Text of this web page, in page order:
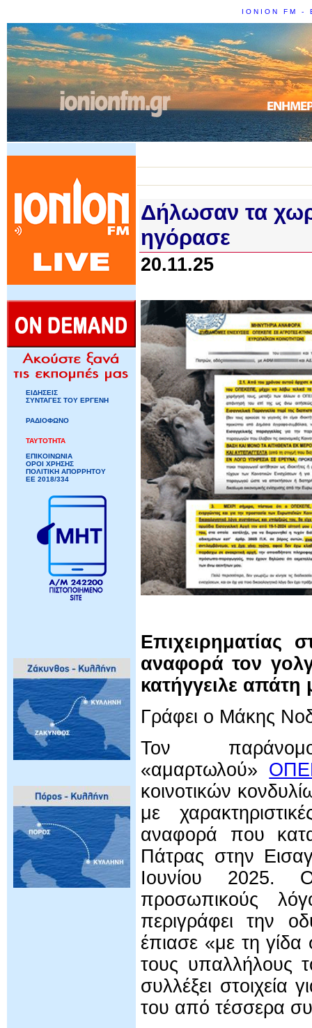
IONION FM -
ΕΙΔΗΣΕΙΣ
ΣΥΝΤΑΓΕΣ ΤΟΥ ΕΡΓΕΝΗ
ΡΑΔΙΟΦΩΝΟ
ΤΑΥΤΟΤΗΤΑ
ΕΠΙΚΟΙΝΩΝΙΑ
ΟΡΟΙ ΧΡΗΣΗΣ
ΠΟΛΙΤΙΚΗ ΑΠΟΡΡΗΤΟΥ
ΕΕ 2018/334
Δήλωσαν τα
ηγόρασε
20.11.25
Επιχειρηματίας
αναφορά τον
κατήγγειλε απάτη
Γράφει ο Μάκης
Τον
«αμαρτωλού»
κοινοτικών
με
αναφορά που
Πάτρας στην
Ιουνίου 2025.
προσωπικούς
περιγράφει την
έπιασε «με τη
τους υπαλλήλους
συλλέξει στοιχεία
του από τέσσερα